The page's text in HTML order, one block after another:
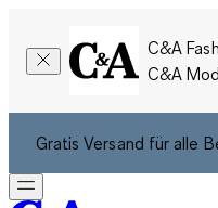
C&A
C&A
Gratis Versand für alle